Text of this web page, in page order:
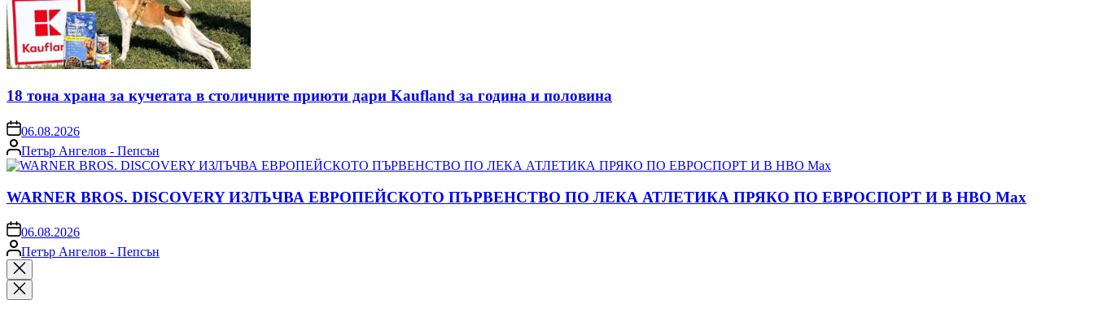
18 тона храна за кучетата в столичните приюти дари Kaufland за година и половина
on06.08.2026
Posted
by
Петър Ангелов - Пепсън
WARNER BROS. DISCOVERY ИЗЛЪЧВА ЕВРОПЕЙСКОТО ПЪРВЕНСТВО ПО ЛЕКА АТЛЕТИКА ПРЯКО ПО ЕВРОСПОРТ И В НВО Мах
on06.08.2026
Posted
by
Петър Ангелов - Пепсън
Close
search